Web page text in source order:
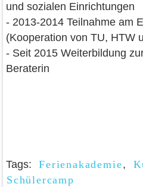
und sozialen Einrichtungen
- 2013-2014 Teilnahme am
(Kooperation von TU, HTW
- Seit 2015 Weiterbildung
Beraterin
Tags: Ferienakademie,
Schülercamp